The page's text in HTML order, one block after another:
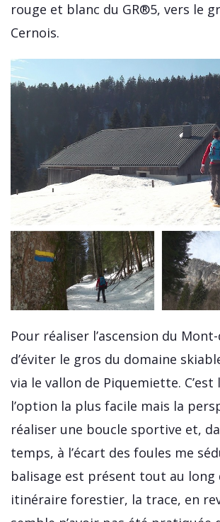
rouge et blanc du GR®5, vers le
Cernois.
Pour réaliser l’ascension du Mont-
d’éviter le gros du domaine
via le vallon de Piquemiette. C’est
l’option la plus facile mais la
réaliser une boucle sportive et,
temps, à l’écart des foules me
balisage est présent tout au long
itinéraire forestier, la trace, en